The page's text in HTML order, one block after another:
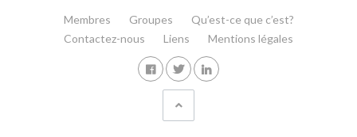
Membres Groupes
Qu’est-ce que c’est?
Contactez-nous
Liens Mentions légales